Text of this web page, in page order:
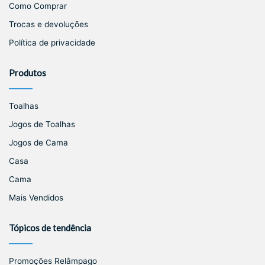
Como Comprar
Trocas e devoluções
Política de privacidade
Produtos
Toalhas
Jogos de Toalhas
Jogos de Cama
Casa
Cama
Mais Vendidos
Tópicos de tendência
Promoções Relâmpago